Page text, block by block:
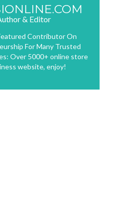
& Editor
Contributor On
For Many Trusted
Over 5000+ online store
website, enjoy!